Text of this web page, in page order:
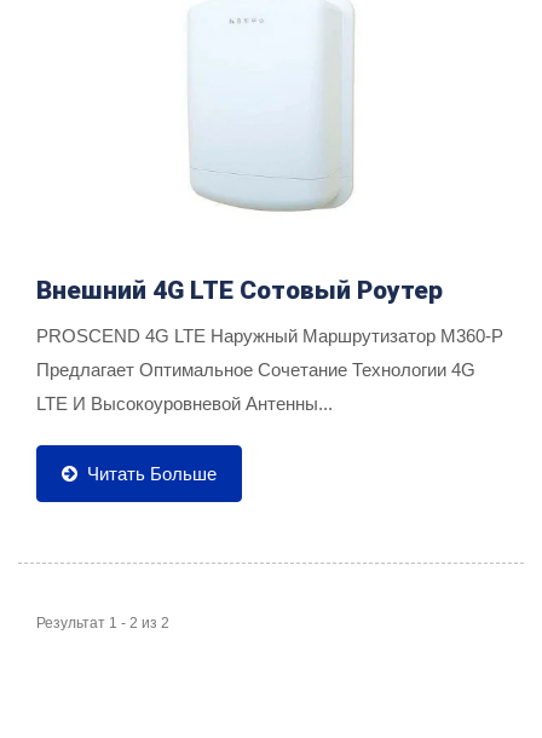
Внешний 4G LTE Сотовый Роутер
PROSCEND 4G LTE Наружный Маршрутизатор M360-P
Предлагает Оптимальное Сочетание Технологии 4G
LTE И Высокоуровневой Антенны...
Читать Больше
Результат 1 - 2 из 2